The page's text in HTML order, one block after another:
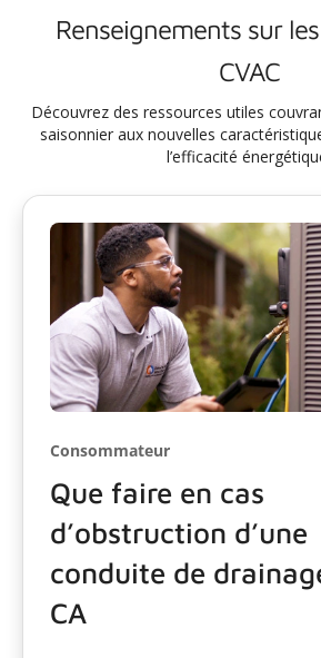
Renseignements sur
CVAC
Découvrez des ressources utiles
saisonnier aux nouvelles
l’efficacité
Consommateur
Que faire en cas
d’obstruction d’une
conduite de
CA